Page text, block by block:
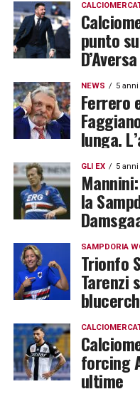
punto
NEWS 5 anni
Ferrero
lunga.
GLI EX 5 anni
la
SAMPDORIA
Trionfo
Tarenzi
forcing
ultime